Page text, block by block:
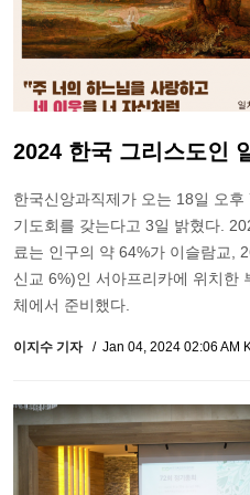
2024 한국 그리스도인
한국신앙과직제가 오는 18일 오
기도회를 갖는다고 3일 밝혔다.
료는 인구의 약 64%가 이슬람교,
신교 6%)인 서아프리카에 위치한
체에서 준비했다.
이지수 기자 Jan 04, 2024 02:06 AM